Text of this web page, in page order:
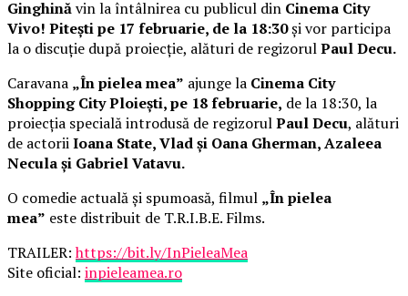
Ginghinăvin la întâlnirea cu publicul din Cinema City
Vivo! Pitești pe 17 februarie, de la 18:30și vor participa
la o discuție după proiecție, alături de regizorulPaul Decu.
Caravana „În pielea mea” ajunge la Cinema City
Shopping City Ploiești, pe 18 februarie, de la 18:30, la
proiecția specială introdusă de regizorulPaul Decu, alături
de actoriiIoana State, Vlad și Oana Gherman, Azaleea
Necula și Gabriel Vatavu.
O comedie actuală și spumoasă, filmul „În pielea
mea” este distribuit de T.R.I.B.E. Films.
TRAILER:https://bit.ly/InPieleaMea
Site oficial: inpieleamea.ro